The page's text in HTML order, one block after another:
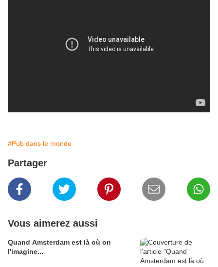
#Pub dans le monde
Partager
Vous aimerez aussi
Quand Amsterdam est là où on
l'imagine...